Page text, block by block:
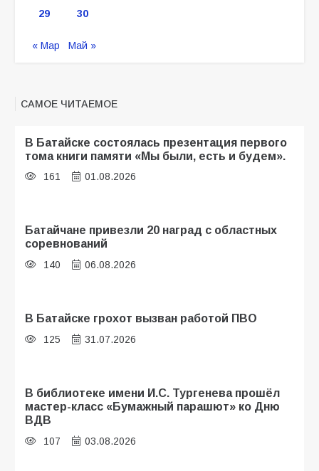
29
30
« Мар Май »
САМОЕ ЧИТАЕМОЕ
В Батайске состоялась презентация первого
тома книги памяти «Мы были, есть и будем».
161 01.08.2026
Батайчане привезли 20 наград с областных
соревнований
140 06.08.2026
В Батайске грохот вызван работой ПВО
125 31.07.2026
В библиотеке имени И.С. Тургенева прошёл
мастер-класс «Бумажный парашют» ко Дню
ВДВ
107 03.08.2026